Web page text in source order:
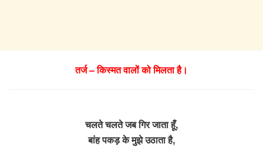
तर्ज – किस्मत वालों को मिलता है।
चलते चलते जब गिर जाता हूँ,
बांह पकड़ के मुझे उठाता है,